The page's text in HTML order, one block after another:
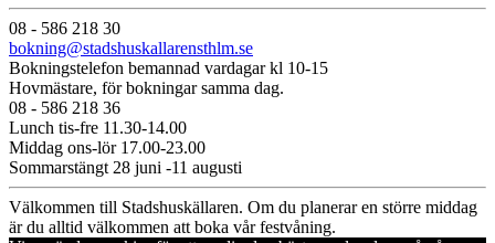
08 - 586 218 30
bokning@stadshuskallarensthlm.se
Bokningstelefon bemannad vardagar kl 10-15
Hovmästare, för bokningar samma dag.
08 - 586 218 36
Lunch tis-fre 11.30-14.00
Middag ons-lör 17.00-23.00
Sommarstängt 28 juni -11 augusti
Välkommen till Stadshuskällaren. Om du planerar en större middag
är du alltid välkommen att boka vår festvåning.